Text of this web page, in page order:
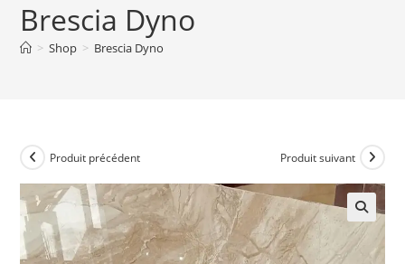
Brescia Dyno
> Shop > Brescia Dyno
Produit précédent Produit suivant